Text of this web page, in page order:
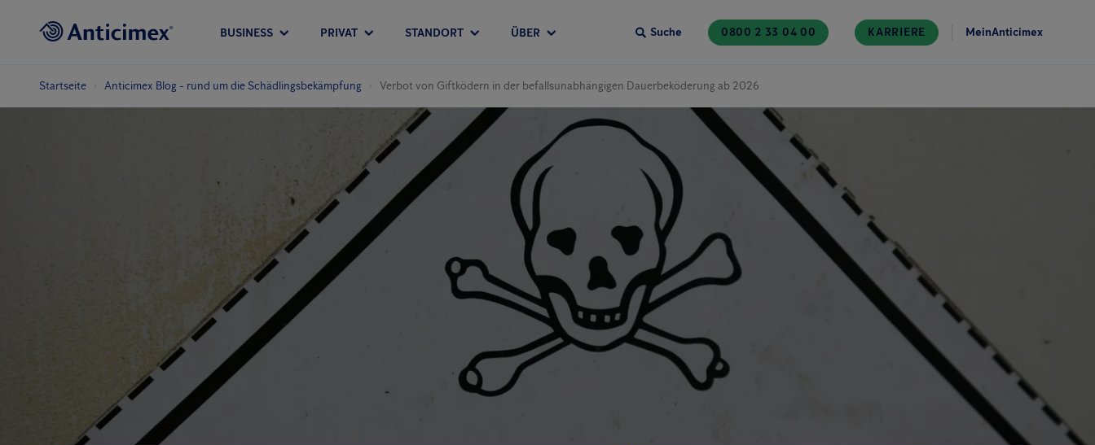
BUSINESS PRIVAT STANDORT ÜBER Suche 0800 2 33 04 00 KARRIERE MeinAnticimex
Startseite Anticimex Blog - rund um die Schädlingsbekämpfung Verbot von Giftködern in der befallsunabhängigen Dauerbeköderung ab 2026